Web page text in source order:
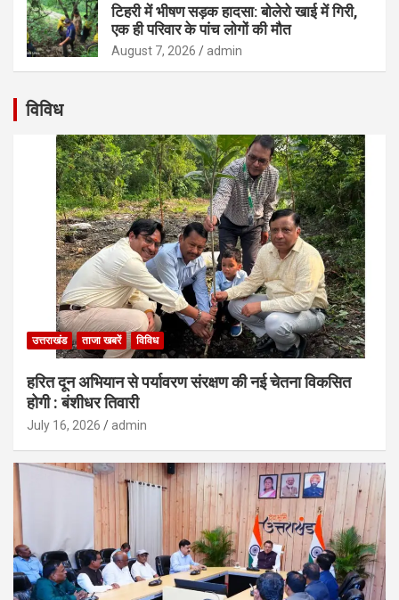
टिहरी में भीषण सड़क हादसा: बोलेरो खाई में गिरी,
एक ही परिवार के पांच लोगों की मौत
August 7, 2026 admin
विविध
उत्तराखंड ताजा खबरें विविध
हरित दून अभियान से पर्यावरण संरक्षण की नई चेतना विकसित
होगी : बंशीधर तिवारी
July 16, 2026 admin